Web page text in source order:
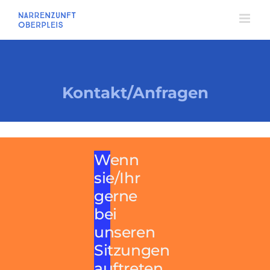
Inhalt
Kontakt/Anfragen
Wenn
sie/Ihr
gerne
bei
unseren
Sitzungen